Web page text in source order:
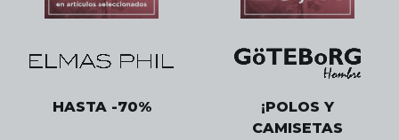
HASTA -70%
¡POLOS Y
CAMISETAS